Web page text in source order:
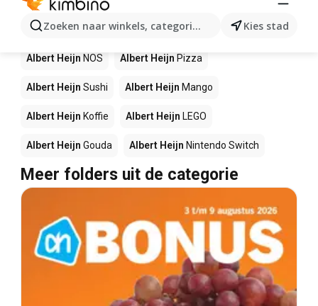
Zoeken naar winkels, categorieën, producten...
Kies stad
Andere producten in winkels Albert
Heijn
Albert Heijn NOS Albert Heijn Pizza
Albert Heijn Sushi Albert Heijn Mango
Albert Heijn Koffie Albert Heijn LEGO
Albert Heijn Gouda Albert Heijn Nintendo Switch
Meer folders uit de categorie